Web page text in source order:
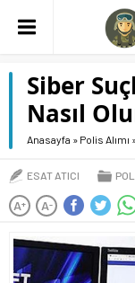
Siber
Nasıl
Anasayfa » Polis Alımı
ESAT ATICI
A+ A-